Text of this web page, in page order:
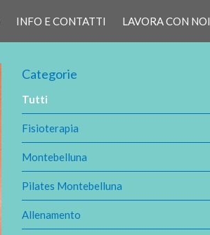
INFO E CONTATTI LAVORA CON NOI
Categorie
Tutti
Fisioterapia
Montebelluna
Pilates Montebelluna
Allenamento